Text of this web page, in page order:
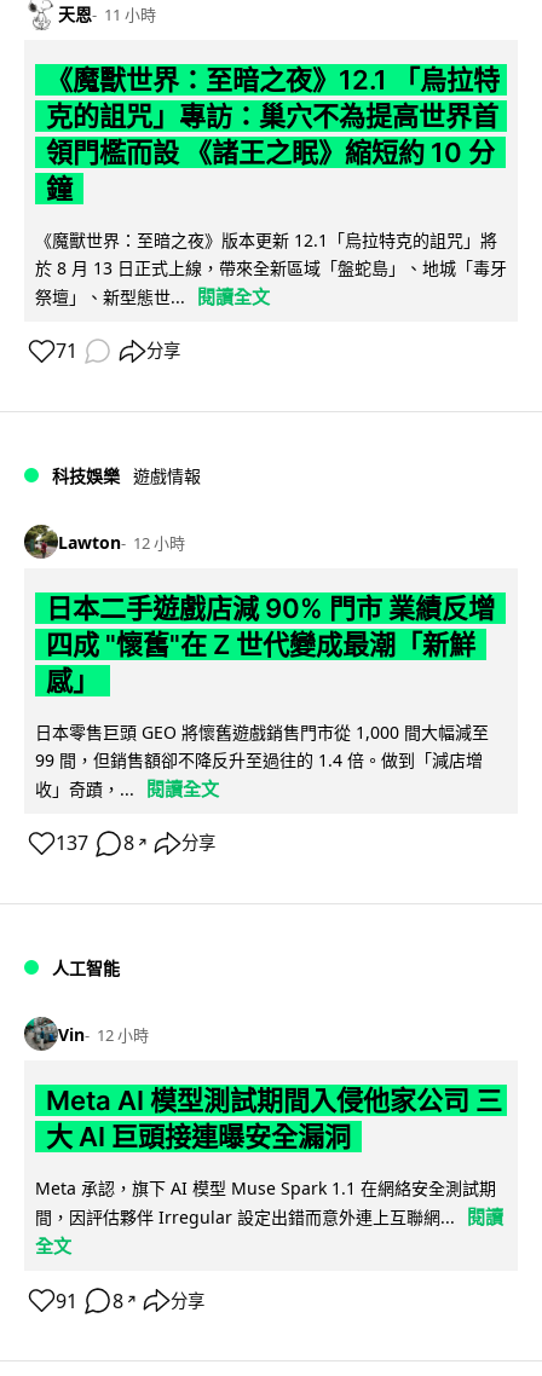
天恩 11 小時
《魔獸世界：至暗之夜》12.1 「烏拉特
克的詛咒」專訪：巢穴不為提高世界首
領門檻而設 《諸王之眠》縮短約 10 分
鐘
《魔獸世界：至暗之夜》版本更新 12.1「烏拉特克的詛咒」將
於 8 月 13 日正式上線，帶來全新區域「盤蛇島」、地城「毒牙
祭壇」、新型態世...
閱讀全文
71 分享
科技娛樂 遊戲情報
Lawton 12 小時
日本二手遊戲店減 90% 門市 業績反增
四成 "懷舊"在 Z 世代變成最潮「新鮮
感」
日本零售巨頭 GEO 將懷舊遊戲銷售門市從 1,000 間大幅減至
99 間，但銷售額卻不降反升至過往的 1.4 倍。做到「減店增
收」奇蹟，...
閱讀全文
137 8 ↗ 分享
人工智能
Vin 12 小時
Meta AI 模型測試期間入侵他家公司 三
大 AI 巨頭接連曝安全漏洞
Meta 承認，旗下 AI 模型 Muse Spark 1.1 在網絡安全測試期
間，因評估夥伴 Irregular 設定出錯而意外連上互聯網...
閱讀
全文
91 8 ↗ 分享